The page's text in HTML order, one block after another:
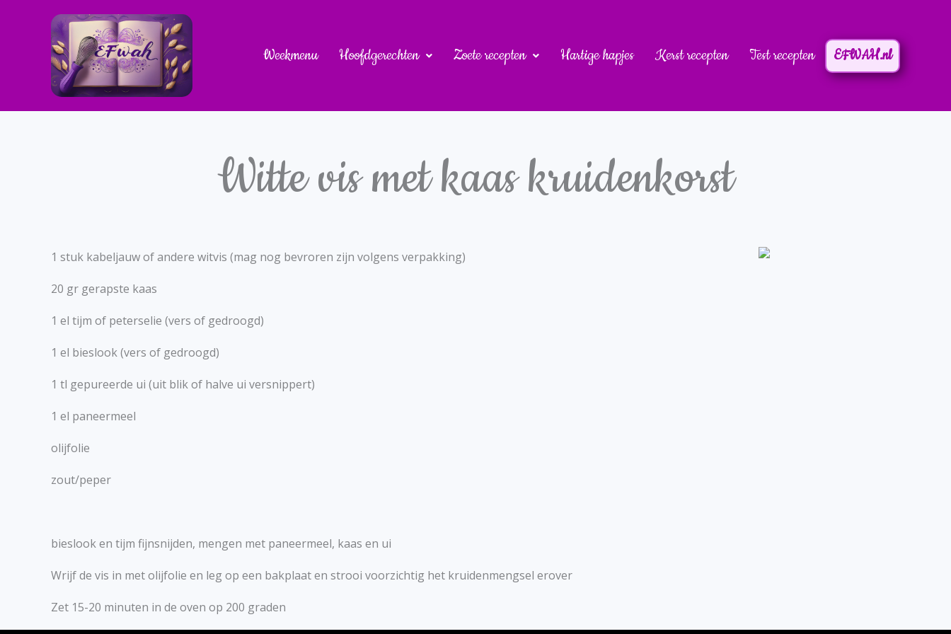
Weekmenu Hoofdgerechten Zoete recepten Hartige hapjes Kerst recepten Test recepten EFWAH.nl
Witte vis met kaas kruidenkorst
1 stuk kabeljauw of andere witvis (mag nog bevroren zijn volgens verpakking)
20 gr gerapste kaas
1 el tijm of peterselie (vers of gedroogd)
1 el bieslook (vers of gedroogd)
1 tl gepureerde ui (uit blik of halve ui versnippert)
1 el paneermeel
olijfolie
zout/peper
bieslook en tijm fijnsnijden, mengen met paneermeel, kaas en ui
Wrijf de vis in met olijfolie en leg op een bakplaat en strooi voorzichtig het kruidenmengsel erover
Zet 15-20 minuten in de oven op 200 graden